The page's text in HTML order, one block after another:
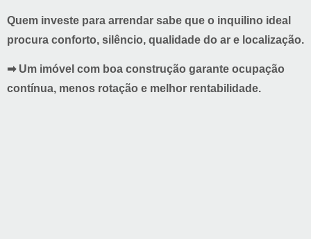
Quem investe para arrendar sabe que o inquilino ideal
procura conforto, silêncio, qualidade do ar e localização.
➡ Um imóvel com boa construção garante ocupação
contínua, menos rotação e melhor rentabilidade.